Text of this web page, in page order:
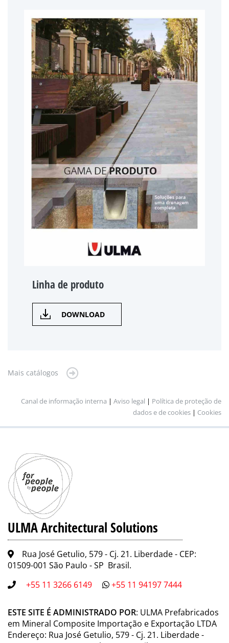
Linha de produto
DOWNLOAD
Mais catálogos
Canal de informação interna | Aviso legal | Política de proteção de
dados e de cookies | Cookies
ULMA Architectural Solutions
Rua José Getulio, 579 - Cj. 21. Liberdade - CEP:
01509-001 São Paulo - SP Brasil.
+55 11 3266 6149
+55 11 94197 7444
ESTE SITE É ADMINISTRADO POR: ULMA Prefabricados
em Mineral Composite Importação e Exportação LTDA
Endereço: Rua José Getulio, 579 - Cj. 21. Liberdade -